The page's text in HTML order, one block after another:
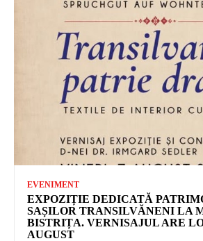
EVENIMENT
EXPOZIȚIE DEDICATĂ
SAȘILOR TRANSILVĂNENI LA
BISTRIȚA. VERNISAJUL ARE
AUGUST